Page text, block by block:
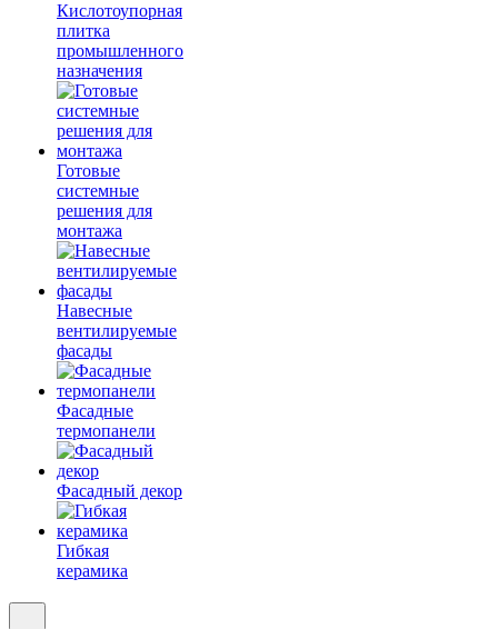
Кислотоупорная
плитка
промышленного
назначения
Готовые
системные
решения для
монтажа
Навесные
вентилируемые
фасады
Фасадные
термопанели
Фасадный декор
Гибкая
керамика